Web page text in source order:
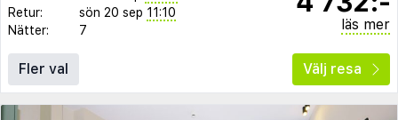
Retur:
sön 20 sep 11:10
Nätter:
7 läs mer
Fler val Välj resa